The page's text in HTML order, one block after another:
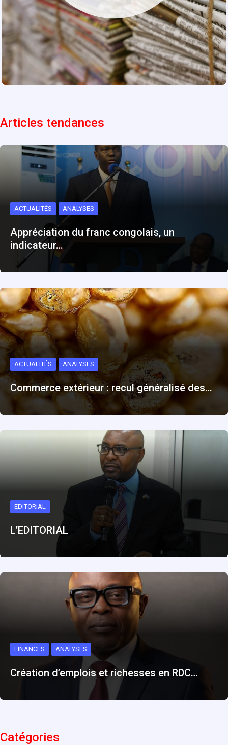
Articles tendances
ACTUALITÉS ANALYSES
Appréciation du franc congolais, un
indicateur…
ACTUALITÉS ANALYSES
Commerce extérieur : recul généralisé des…
EDITORIAL
L’EDITORIAL
FINANCES ANALYSES
Création d’emplois et richesses en RDC…
Catégories